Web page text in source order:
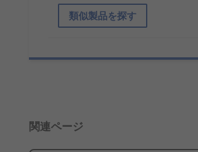
類似製品を探す
関連ページ